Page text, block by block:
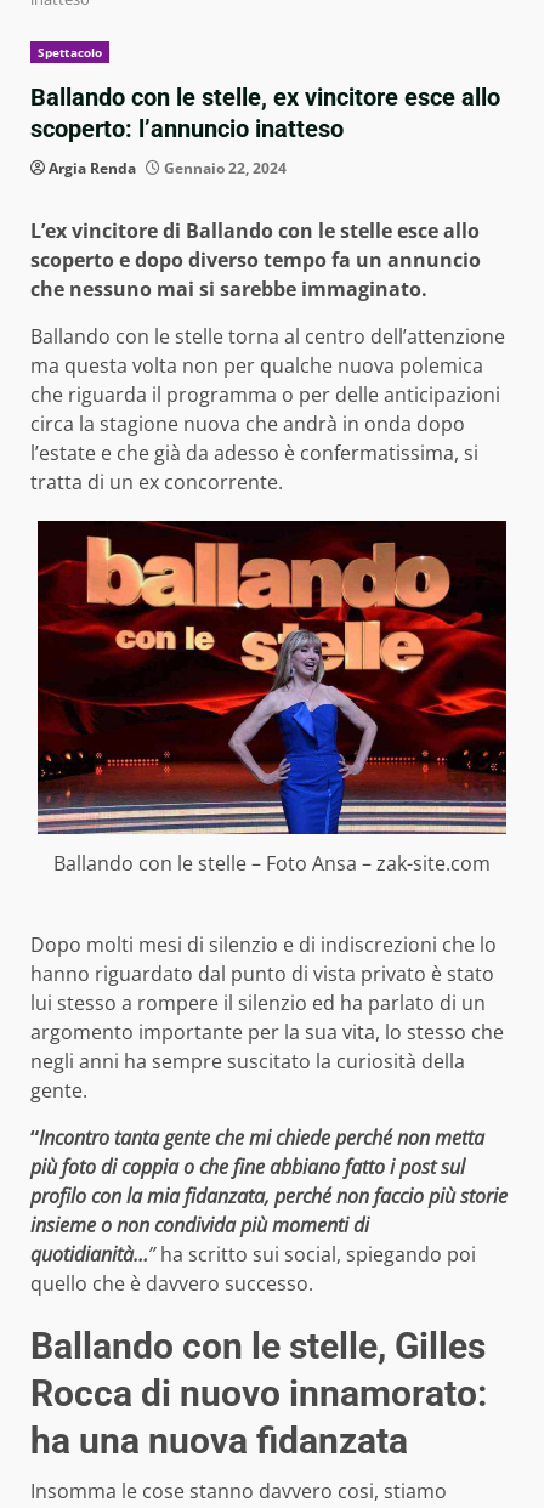
Spettacolo
Ballando con le stelle, ex vincitore esce allo
scoperto: l’annuncio inatteso
Argia Renda Gennaio 22, 2024
L’ex vincitore di Ballando con le stelle esce allo
scoperto e dopo diverso tempo fa un annuncio
che nessuno mai si sarebbe immaginato.
Ballando con le stelle torna al centro dell’attenzione
ma questa volta non per qualche nuova polemica
che riguarda il programma o per delle anticipazioni
circa la stagione nuova che andrà in onda dopo
l’estate e che già da adesso è confermatissima, si
tratta di un ex concorrente.
Ballando con le stelle – Foto Ansa – zak-site.com
Dopo molti mesi di silenzio e di indiscrezioni che lo
hanno riguardato dal punto di vista privato è stato
lui stesso a rompere il silenzio ed ha parlato di un
argomento importante per la sua vita, lo stesso che
negli anni ha sempre suscitato la curiosità della
gente.
“Incontro tanta gente che mi chiede perché non metta
più foto di coppia o che fine abbiano fatto i post sul
profilo con la mia fidanzata, perché non faccio più storie
insieme o non condivida più momenti di
quotidianità…”ha scritto sui social, spiegando poi
quello che è davvero successo.
Ballando con le stelle, Gilles
Rocca di nuovo innamorato:
ha una nuova fidanzata
Insomma le cose stanno davvero cosi, stiamo